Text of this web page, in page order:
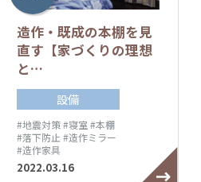
造作・既成の本棚を見
直す【家づくりの理想
と…
設備
#地震対策#寝室 #本棚
#落下防止 #造作ミラー
#造作家具
2022.03.16